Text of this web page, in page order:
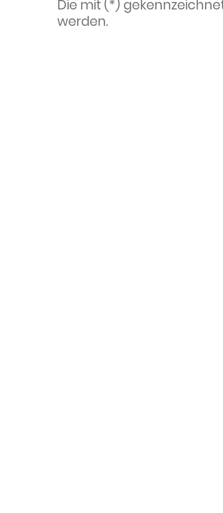
Die mit (*)
werden.